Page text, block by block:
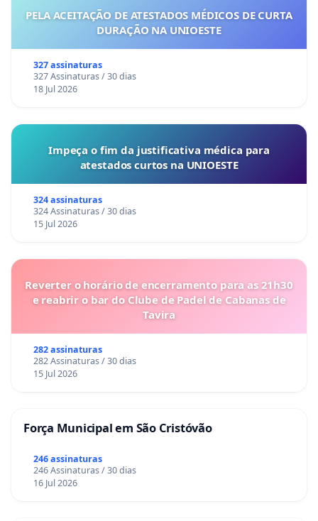
PELA ACEITAÇÃO DE ATESTADOS MÉDICOS DE CURTA
DURAÇÃO NA UNIOESTE
327 assinaturas
327 Assinaturas / 30 dias
18 Jul 2026
Impeça o fim da justificativa médica para
atestados curtos na UNIOESTE
324 assinaturas
324 Assinaturas / 30 dias
15 Jul 2026
Reverter o horário de encerramento para as 21h30
e reabrir o bar do Clube de Padel de Cabanas de
Tavira
282 assinaturas
282 Assinaturas / 30 dias
15 Jul 2026
Força Municipal em São Cristóvão
246 assinaturas
246 Assinaturas / 30 dias
16 Jul 2026